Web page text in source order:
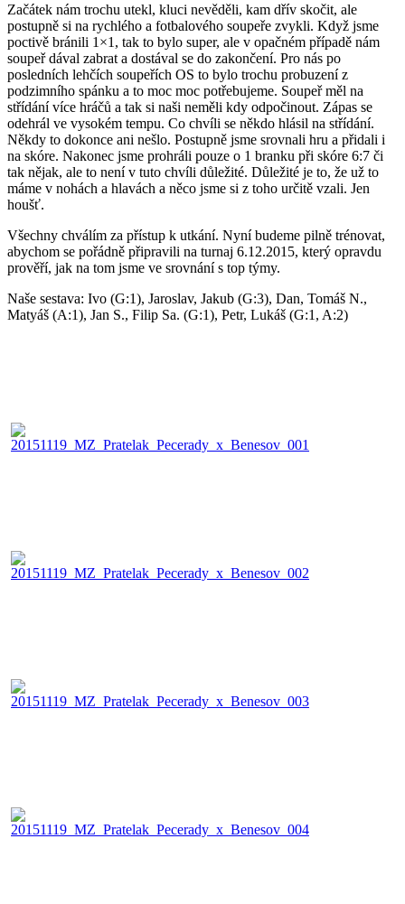
Začátek nám trochu utekl, kluci nevěděli, kam dřív skočit, ale
postupně si na rychlého a fotbalového soupeře zvykli. Když jsme
poctivě bránili 1×1, tak to bylo super, ale v opačném případě nám
soupeř dával zabrat a dostával se do zakončení. Pro nás po
posledních lehčích soupeřích OS to bylo trochu probuzení z
podzimního spánku a to moc moc potřebujeme. Soupeř měl na
střídání více hráčů a tak si naši neměli kdy odpočinout. Zápas se
odehrál ve vysokém tempu. Co chvíli se někdo hlásil na střídání.
Někdy to dokonce ani nešlo. Postupně jsme srovnali hru a přidali i
na skóre. Nakonec jsme prohráli pouze o 1 branku při skóre 6:7 či
tak nějak, ale to není v tuto chvíli důležité. Důležité je to, že už to
máme v nohách a hlavách a něco jsme si z toho určitě vzali. Jen
houšť.
Všechny chválím za přístup k utkání. Nyní budeme pilně trénovat,
abychom se pořádně připravili na turnaj 6.12.2015, který opravdu
prověří, jak na tom jsme ve srovnání s top týmy.
Naše sestava: Ivo (G:1), Jaroslav, Jakub (G:3), Dan, Tomáš N.,
Matyáš (A:1), Jan S., Filip Sa. (G:1), Petr, Lukáš (G:1, A:2)